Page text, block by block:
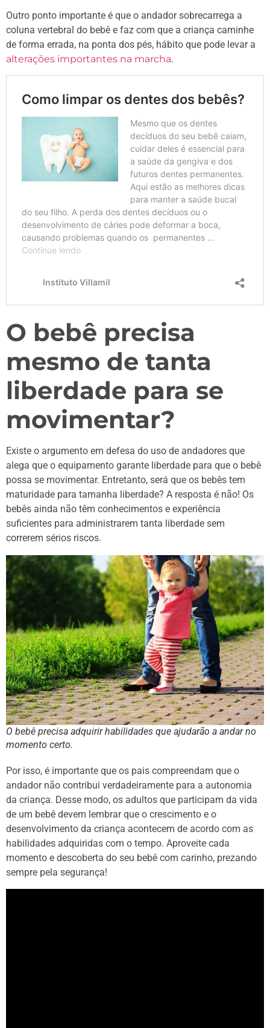
Outro ponto importante é que o andador sobrecarrega a
coluna vertebral do bebê e faz com que a criança caminhe
de forma errada, na ponta dos pés, hábito que pode levar a
alterações importantes na marcha.
O bebê precisa
mesmo de tanta
liberdade para se
movimentar?
Existe o argumento em defesa do uso de andadores que
alega que o equipamento garante liberdade para que o bebê
possa se movimentar. Entretanto, será que os bebês tem
maturidade para tamanha liberdade? A resposta é não! Os
bebês ainda não têm conhecimentos e experiência
suficientes para administrarem tanta liberdade sem
correrem sérios riscos.
O bebê precisa adquirir habilidades que ajudarão a andar no
momento certo.
Por isso, é importante que os pais compreendam que o
andador não contribui verdadeiramente para a autonomia
da criança. Desse modo, os adultos que participam da vida
de um bebê devem lembrar que o crescimento e o
desenvolvimento da criança acontecem de acordo com as
habilidades adquiridas com o tempo. Aproveite cada
momento e descoberta do seu bebê com carinho, prezando
sempre pela segurança!